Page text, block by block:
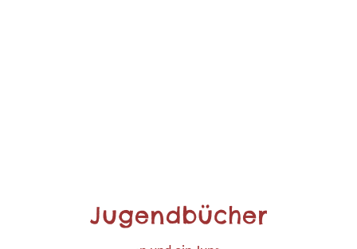
Jugendbücher